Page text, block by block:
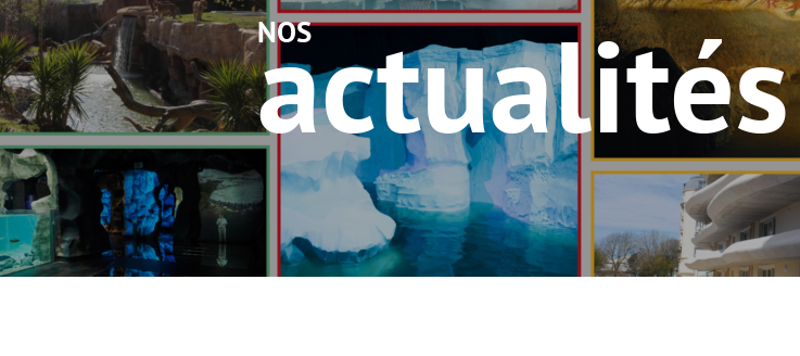
nos
actualités